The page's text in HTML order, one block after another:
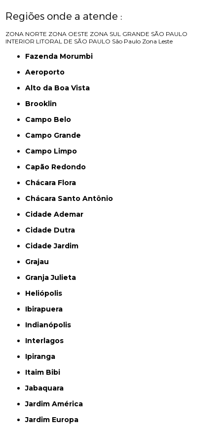
Regiões onde a atende :
ZONA NORTE ZONA OESTE ZONA SUL GRANDE SÃO PAULO
INTERIOR LITORAL DE SÃO PAULO São Paulo Zona Leste
Fazenda Morumbi
Aeroporto
Alto da Boa Vista
Brooklin
Campo Belo
Campo Grande
Campo Limpo
Capão Redondo
Chácara Flora
Chácara Santo Antônio
Cidade Ademar
Cidade Dutra
Cidade Jardim
Grajau
Granja Julieta
Heliópolis
Ibirapuera
Indianópolis
Interlagos
Ipiranga
Itaim Bibi
Jabaquara
Jardim América
Jardim Europa